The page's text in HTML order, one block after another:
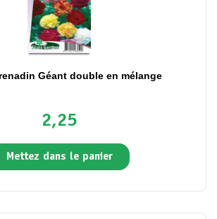
Géant double en mélange
2,25
Mettez dans le panier